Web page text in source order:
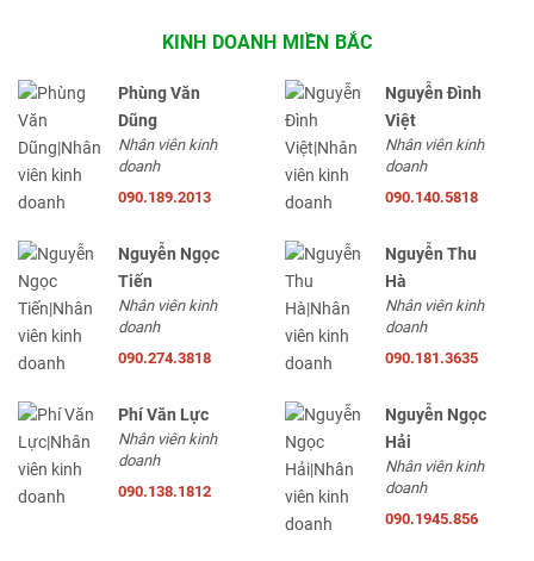
KINH DOANH MIỀN BẮC
Phùng Văn
Dũng
Nhân viên kinh
doanh
090.189.2013
Nguyễn Đình
Việt
Nhân viên kinh
doanh
090.140.5818
Nguyễn Ngọc
Tiến
Nhân viên kinh
doanh
090.274.3818
Nguyễn Thu
Hà
Nhân viên kinh
doanh
090.181.3635
Phí Văn Lực
Nhân viên kinh
doanh
090.138.1812
Nguyễn Ngọc
Hải
Nhân viên kinh
doanh
090.1945.856